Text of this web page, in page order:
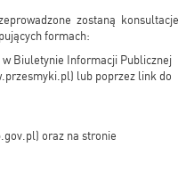
zostaną konsultacje
formach:
Biuletynie Informacji Publicznej
) lub poprzez link do
oraz na stronie